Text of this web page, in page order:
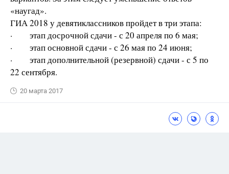
«наугад».
ГИА 2018 у девятиклассников пройдет в три этапа:
· этап досрочной сдачи - с 20 апреля по 6 мая;
· этап основной сдачи - с 26 мая по 24 июня;
· этап дополнительной (резервной) сдачи - с 5 по
22 сентября.
20 марта 2017